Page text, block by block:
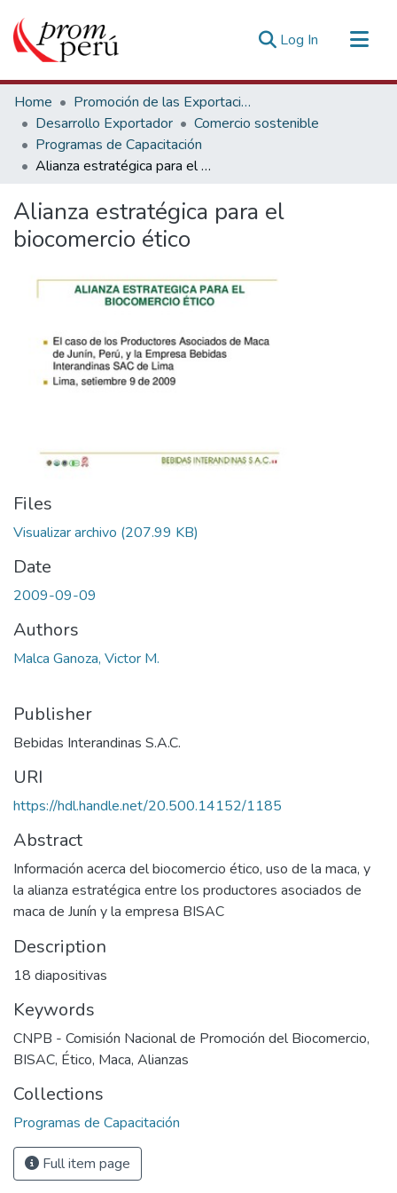
Log In (current)
Communities & Collections
All of DSpace
Statistics
Estadísticas Externas
Home
Promoción de las Exportaciones
Desarrollo Exportador
Comercio sostenible
Programas de Capacitación
Alianza estratégica para el biocomercio ético
Alianza estratégica para el
biocomercio ético
Files
Visualizar archivo (207.99 KB)
Date
2009-09-09
Authors
Malca Ganoza, Victor M.
Publisher
Bebidas Interandinas S.A.C.
URI
https://hdl.handle.net/20.500.14152/1185
Abstract
Información acerca del biocomercio ético, uso de la maca, y
la alianza estratégica entre los productores asociados de
maca de Junín y la empresa BISAC
Description
18 diapositivas
Keywords
CNPB - Comisión Nacional de Promoción del Biocomercio,
BISAC, Ético, Maca, Alianzas
Collections
Programas de Capacitación
Full item page